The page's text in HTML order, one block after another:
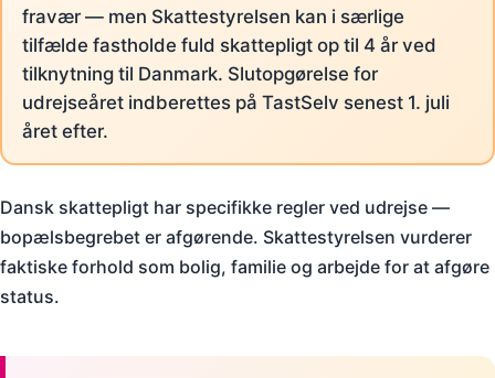
fravær — men Skattestyrelsen kan i særlige
tilfælde fastholde fuld skattepligt op til 4 år ved
tilknytning til Danmark. Slutopgørelse for
udrejseåret indberettes på TastSelv senest 1. juli
året efter.
Dansk skattepligt har specifikke regler ved udrejse —
bopælsbegrebet er afgørende. Skattestyrelsen vurderer
faktiske forhold som bolig, familie og arbejde for at afgøre
status.